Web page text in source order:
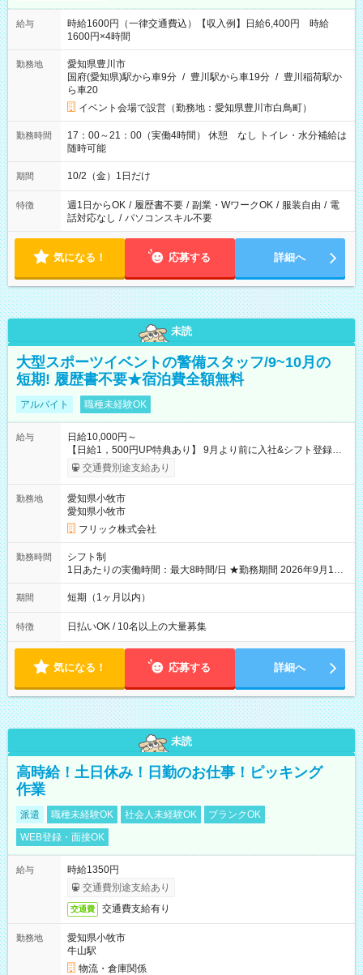
給与
時給1600円（一律交通費込）【収入例】日給6,400円 時給
1600円×4時間
勤務地
愛知県豊川市
国府(愛知県)駅から車9分 / 豊川駅から車19分 / 豊川稲荷駅か
ら車20
イベント会場で設営（勤務地：愛知県豊川市白鳥町）
勤務時間
17：00～21：00（実働4時間） 休憩 なし トイレ・水分補給は
随時可能
期間 10/2（金）1日だけ
特徴 週1日からOK / 履歴書不要 / 副業・WワークOK / 服装自由 / 電
話対応なし / パソコンスキル不要
気になる！ 応募する 詳細へ
未読
大型スポーツイベントの警備スタッフ/9~10月の
短期! 履歴書不要★宿泊費全額無料
アルバイト 職種未経験OK
給与
日給10,000円～
【日給1，500円UP特典あり】 9月より前に入社&シフト登録す
ると 期間中(9/16~10/23) の日給がUP! 日給1万1500円でしっか
り稼げます♪ 【試用期間】試用期間なし
交通費別途支給あり
勤務地
愛知県小牧市
愛知県小牧市
フリック株式会社
勤務時間
シフト制
1日あたりの実働時間：最大8時間/日 ★勤務期間 2026年9月16
日~2026年10月23日 短期勤務OK! 期間中フル勤務できる方優遇
※週3~5日勤務(勤務日数応相談) ※期間前から勤務スタートも可
り ※夜勤シフトあり
期間 短期（1ヶ月以内）
特徴 日払いOK / 10名以上の大量募集
気になる！ 応募する 詳細へ
未読
高時給！土日休み！日勤のお仕事！ピッキング
作業
派遣 職種未経験OK 社会人未経験OK
ブランクOK
WEB登録・面接OK
給与
時給1350円
交通費別途支給あり
交通費 交通費支給有り
勤務地
愛知県小牧市
牛山駅
物流・倉庫関係